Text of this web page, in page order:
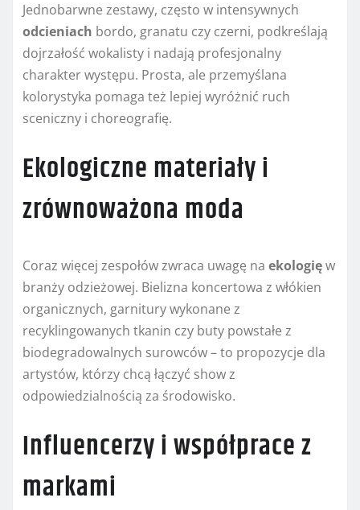
Jednobarwne zestawy, często w intensywnych
odcieniach bordo, granatu czy czerni, podkreślają
dojrzałość wokalisty i nadają profesjonalny
charakter występu. Prosta, ale przemyślana
kolorystyka pomaga też lepiej wyróżnić ruch
sceniczny i choreografię.
Ekologiczne materiały i
zrównoważona moda
Coraz więcej zespołów zwraca uwagę na ekologięw
branży odzieżowej. Bielizna koncertowa z włókien
organicznych, garnitury wykonane z
recyklingowanych tkanin czy buty powstałe z
biodegradowalnych surowców – to propozycje dla
artystów, którzy chcą łączyć show z
odpowiedzialnością za środowisko.
Influencerzy i współprace z
markami